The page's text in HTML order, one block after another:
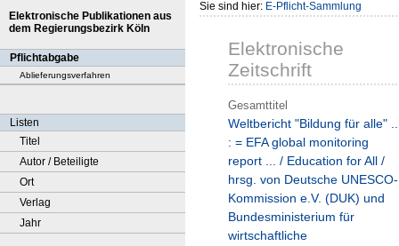
Elektronische Publikationen aus
dem Regierungsbezirk Köln
Pflichtabgabe
Ablieferungsverfahren
Listen
Titel
Autor / Beteiligte
Ort
Verlag
Jahr
Sie sind hier: E-Pflicht-Sammlung
Elektronische
Zeitschrift
Gesamttitel
Weltbericht "Bildung für alle"
: = EFA global monitoring
report ... / Education for All /
hrsg. von Deutsche UNESCO-
Kommission e.V. (DUK) und
Bundesministerium für
wirtschaftliche